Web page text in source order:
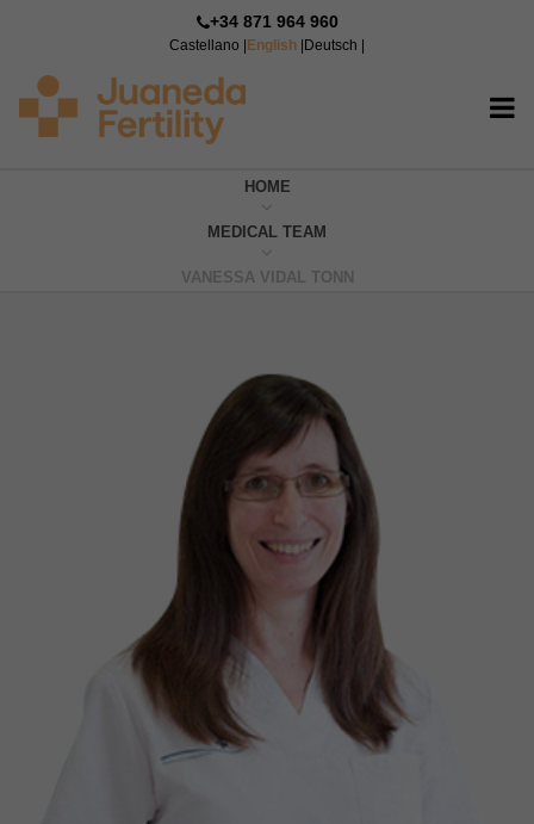
+34 871 964 960
Castellano English Deutsch
HOME
MEDICAL TEAM
VANESSA VIDAL TONN